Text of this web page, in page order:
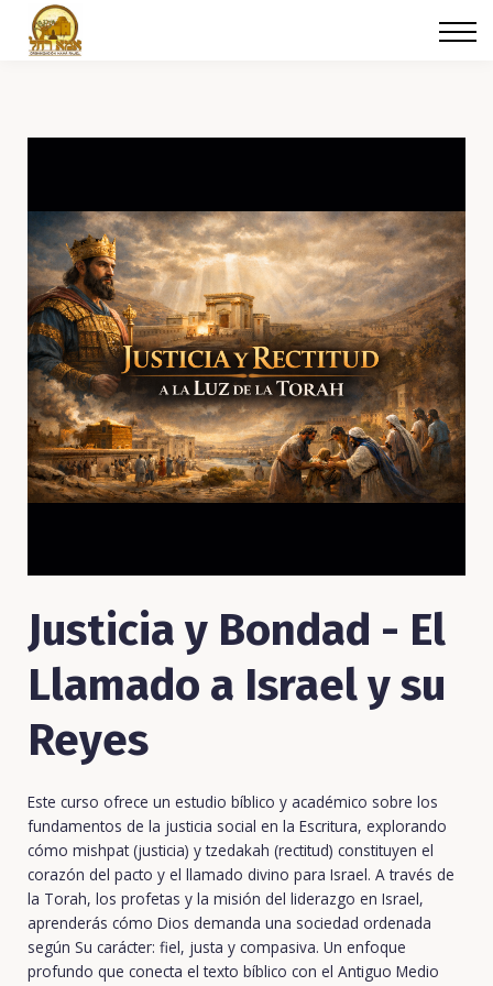
Justicia y Bondad - El
Llamado a Israel y su
Reyes
Este curso ofrece un estudio bíblico y académico sobre los
fundamentos de la justicia social en la Escritura, explorando
cómo mishpat (justicia) y tzedakah (rectitud) constituyen el
corazón del pacto y el llamado divino para Israel. A través de
la Torah, los profetas y la misión del liderazgo en Israel,
aprenderás cómo Dios demanda una sociedad ordenada
según Su carácter: fiel, justa y compasiva. Un enfoque
profundo que conecta el texto bíblico con el Antiguo Medio